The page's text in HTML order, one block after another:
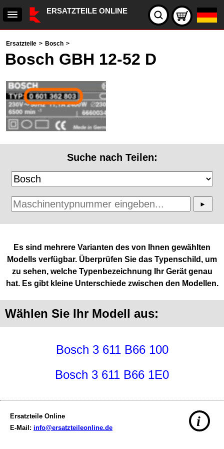
ERSATZTEILE ONLINE
Ersatzteile > Bosch >
Bosch GBH 12-52 D
Suche nach Teilen:
Es sind mehrere Varianten des von Ihnen gewählten
Modells verfügbar. Überprüfen Sie das Typenschild, um
zu sehen, welche Typenbezeichnung Ihr Gerät genau
hat. Es gibt kleine Unterschiede zwischen den Modellen.
Wählen Sie Ihr Modell aus:
Bosch 3 611 B66 100
Bosch 3 611 B66 1E0
Ersatzteile Online
E-Mail: info@ersatzteileonline.de i